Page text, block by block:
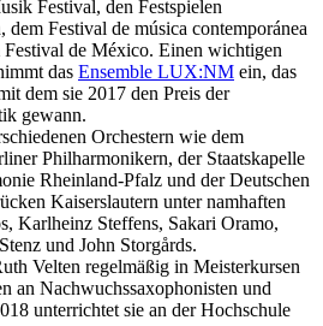
Festival, den Festspielen
Festival de música contemporánea
Festival de México. Einen wichtigen
das Ensemble LUX:NM ein, das
dem sie 2017 den Preis der
gewann.
Orchestern wie dem
Philharmonikern, der Staatskapelle
Rheinland-Pfalz und der Deutschen
Kaiserslautern unter namhaften
Karlheinz Steffens, Sakari Oramo,
und John Storgårds.
Velten regelmäßig in Meisterkursen
an Nachwuchssaxophonisten und
unterrichtet sie an der Hochschule